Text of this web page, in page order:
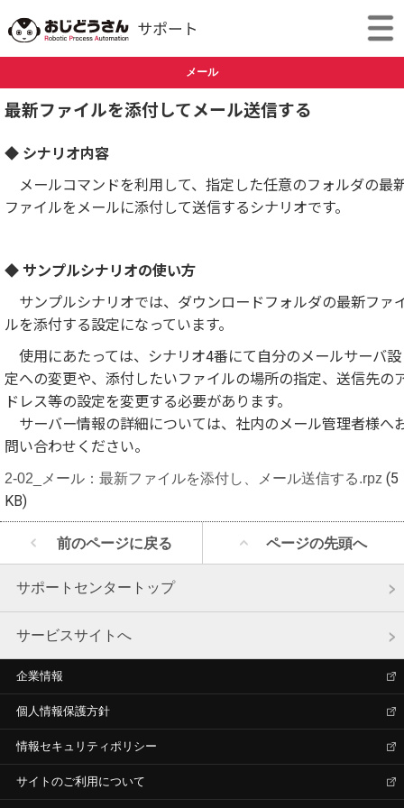
メール
最新ファイルを添付してメール送信する
◆ シナリオ内容
メールコマンドを利用して、指定した任意のフォルダの最
ファイルをメールに添付して送信するシナリオです。
◆ サンプルシナリオの使い方
サンプルシナリオでは、ダウンロードフォルダの最新ファ
ルを添付する設定になっています。
使用にあたっては、シナリオ4番にて自分のメールサーバ設
定への変更や、添付したいファイルの場所の指定、送信先の
ドレス等の設定を変更する必要があります。
サーバー情報の詳細については、社内のメール管理者様へ
問い合わせください。
2-02_メール：最新ファイルを添付し、メール送信する.rpz (5
KB)
前のページに戻る ページの先頭へ
サポートセンタートップ
サービスサイトへ
企業情報
個人情報保護方針
情報セキュリティポリシー
サイトのご利用について